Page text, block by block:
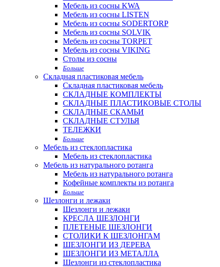
Мебель из сосны KWA
Мебель из сосны LISTEN
Мебель из сосны SODERTORP
Мебель из сосны SOLVIK
Мебель из сосны TORPET
Мебель из сосны VIKING
Столы из сосны
Больше
Складная пластиковая мебель
Складная пластиковая мебель
СКЛАДНЫЕ КОМПЛЕКТЫ
СКЛАДНЫЕ ПЛАСТИКОВЫЕ СТОЛЫ
СКЛАДНЫЕ СКАМЬИ
СКЛАДНЫЕ СТУЛЬЯ
ТЕЛЕЖКИ
Больше
Мебель из стеклопластика
Мебель из стеклопластика
Мебель из натурального ротанга
Мебель из натурального ротанга
Кофейные комплекты из ротанга
Больше
Шезлонги и лежаки
Шезлонги и лежаки
КРЕСЛА ШЕЗЛОНГИ
ПЛЕТЕНЫЕ ШЕЗЛОНГИ
СТОЛИКИ К ШЕЗЛОНГАМ
ШЕЗЛОНГИ ИЗ ДЕРЕВА
ШЕЗЛОНГИ ИЗ МЕТАЛЛА
Шезлонги из стеклопластика